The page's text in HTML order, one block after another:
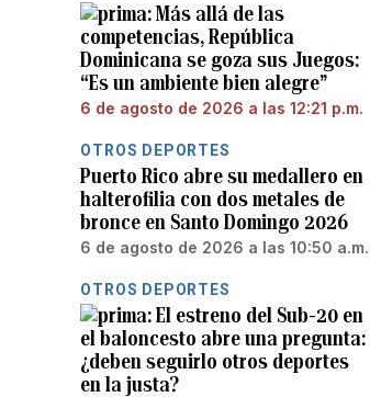
Más allá de las
competencias, República
Dominicana se goza sus Juegos:
“Es un ambiente bien alegre”
6 de agosto de 2026 a las 12:21 p.m.
OTROS DEPORTES
Puerto Rico abre su medallero en
halterofilia con dos metales de
bronce en Santo Domingo 2026
6 de agosto de 2026 a las 10:50 a.m.
OTROS DEPORTES
El estreno del Sub-20 en
el baloncesto abre una pregunta:
¿deben seguirlo otros deportes
en la justa?